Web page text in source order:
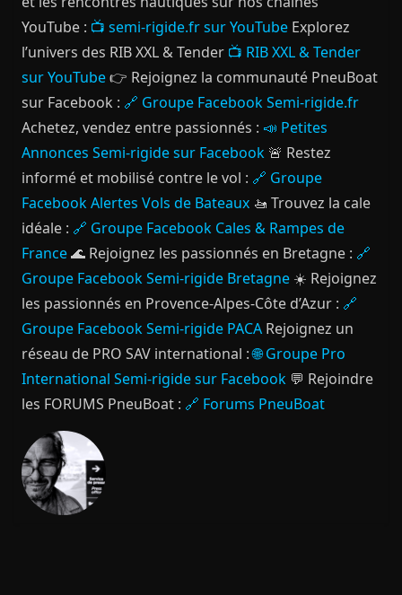
YouTube : 📺 semi-rigide.fr sur YouTube Explorez
l’univers des RIB XXL & Tender 📺 RIB XXL & Tender
sur YouTube👉 Rejoignez la communauté PneuBoat
sur Facebook : 🔗 Groupe Facebook Semi-rigide.fr
Achetez, vendez entre passionnés : 📣 Petites
Annonces Semi-rigide sur Facebook 🚨 Restez
informé et mobilisé contre le vol : 🔗 Groupe
Facebook Alertes Vols de Bateaux 🚤 Trouvez la cale
idéale : 🔗 Groupe Facebook Cales & Rampes de
France🌊 Rejoignez les passionnés en Bretagne : 🔗
Groupe Facebook Semi-rigide Bretagne ☀️ Rejoignez
les passionnés en Provence-Alpes-Côte d’Azur : 🔗
Groupe Facebook Semi-rigide PACA Rejoignez un
réseau de PRO SAV international :🌐 Groupe Pro
International Semi-rigide sur Facebook 💬 Rejoindre
les FORUMS PneuBoat : 🔗 Forums PneuBoat